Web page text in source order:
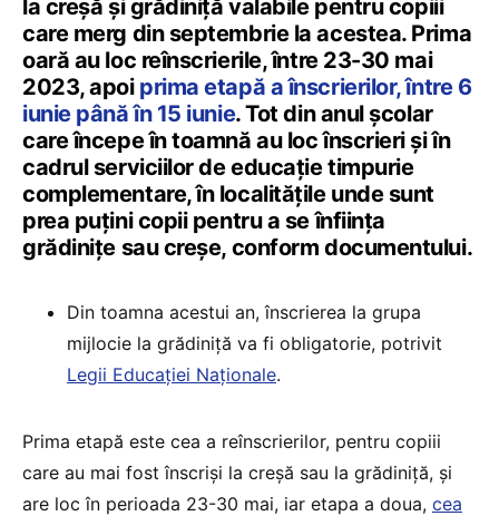
la creșă și grădiniță valabile pentru copiii
care merg din septembrie la acestea. Prima
oară au loc reînscrierile, între 23-30 mai
2023, apoi prima etapă a înscrierilor, între 6
iunie până în 15 iunie. Tot din anul școlar
care începe în toamnă au loc înscrieri și în
cadrul serviciilor de educație timpurie
complementare, în localitățile unde sunt
prea puțini copii pentru a se înființa
grădinițe sau creșe, conform documentului.
Din toamna acestui an, înscrierea la grupa
mijlocie la grădiniță va fi obligatorie, potrivit
Legii Educației Naționale.
Prima etapă este cea a reînscrierilor, pentru copiii
care au mai fost înscriși la creșă sau la grădiniță, și
are loc în perioada 23-30 mai, iar etapa a doua, cea